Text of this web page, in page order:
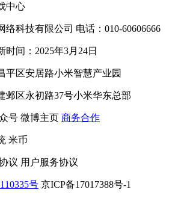
中心
络科技有限公司 电话：010-60606666
时间：2025年3月24日
平区安居路小米智慧产业园
邺区永初路37号小米华东总部
号 微博主页 商务合作
米币
议 用户服务协议
号 京ICP备17017388号-1